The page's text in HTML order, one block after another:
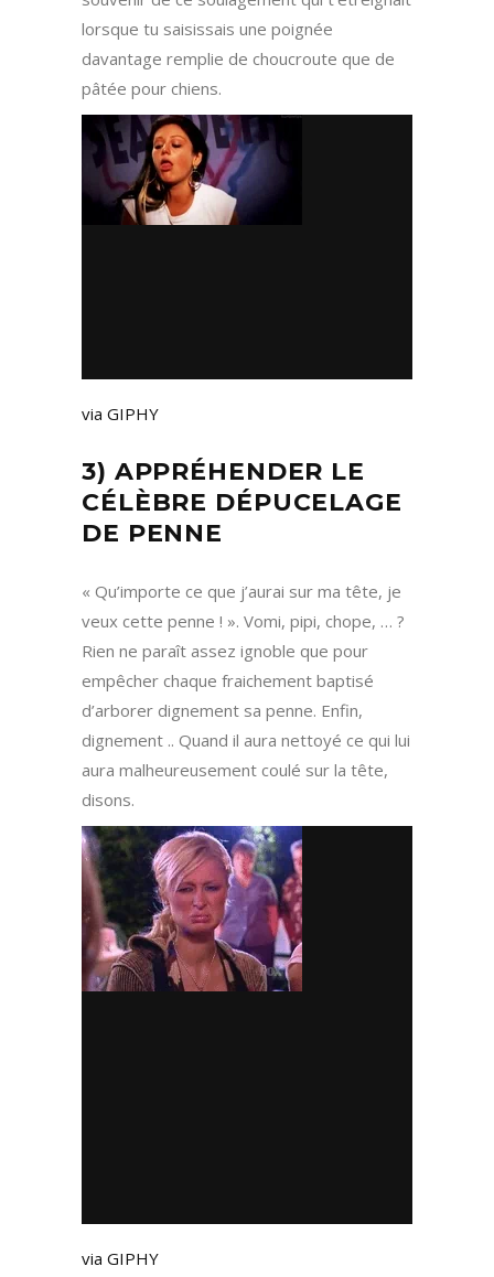
lorsque tu saisissais une poignée
davantage remplie de choucroute que de
pâtée pour chiens.
via GIPHY
3) APPRÉHENDER LE
CÉLÈBRE DÉPUCELAGE
DE PENNE
« Qu’importe ce que j’aurai sur ma tête, je
veux cette penne ! ». Vomi, pipi, chope, … ?
Rien ne paraît assez ignoble que pour
empêcher chaque fraichement baptisé
d’arborer dignement sa penne. Enfin,
dignement .. Quand il aura nettoyé ce qui lui
aura malheureusement coulé sur la tête,
disons.
via GIPHY